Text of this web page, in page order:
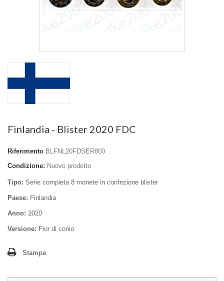
Finlandia - Blister 2020 FDC
Riferimento BLFNL20FDSER800
Condizione: Nuovo prodotto
Tipo: Serie completa 8 monete in confezione blister
Paese: Finlandia
Anno: 2020
Versione: Fior di conio
Stampa